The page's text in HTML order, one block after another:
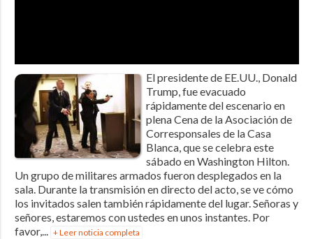
El presidente de EE.UU., Donald
Trump, fue evacuado
rápidamente del escenario en
plena Cena de la Asociación de
Corresponsales de la Casa
Blanca, que se celebra este
sábado en Washington Hilton.
Un grupo de militares armados fueron desplegados en la
sala. Durante la transmisión en directo del acto, se ve cómo
los invitados salen también rápidamente del lugar. Señoras y
señores, estaremos con ustedes en unos instantes. Por
favor,... + Leer noticia completa